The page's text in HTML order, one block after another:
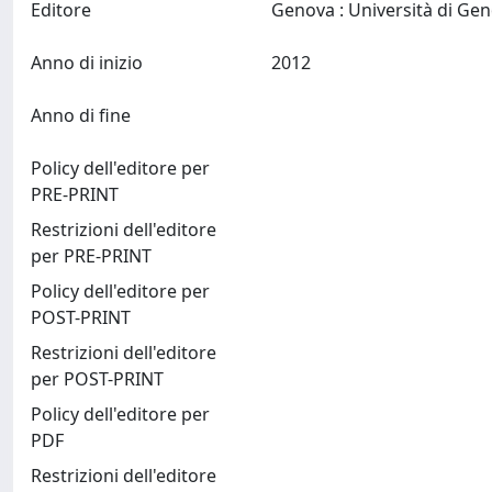
Editore
Anno di inizio
Anno di fine
Policy dell'editore per
PRE-PRINT
Restrizioni dell'editore
per PRE-PRINT
Policy dell'editore per
POST-PRINT
Restrizioni dell'editore
per POST-PRINT
Policy dell'editore per
PDF
Restrizioni dell'editore